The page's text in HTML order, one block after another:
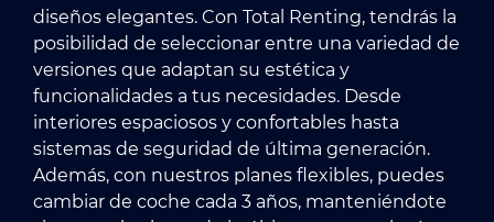
diseños elegantes. Con Total Renting, tendrás la
posibilidad de seleccionar entre una variedad de
versiones que adaptan su estética y
funcionalidades a tus necesidades. Desde
interiores espaciosos y confortables hasta
sistemas de seguridad de última generación.
Además, con nuestros planes flexibles, puedes
cambiar de coche cada 3 años, manteniéndote